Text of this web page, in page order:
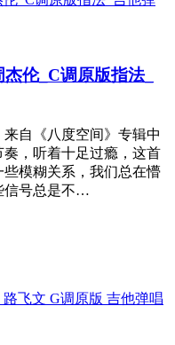
伦_C调原版指法_
自《八度空间》专辑中
，听着十足过瘾，这首
些模糊关系，我们总在懵
信号总是不…